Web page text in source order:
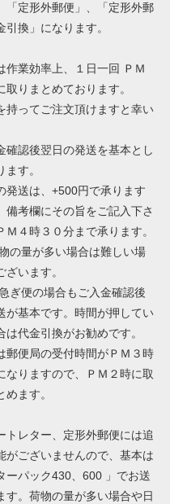
「定形外郵便」、「定形外郵
引換」になります。
作業効率上、１日一回 ＰＭ
取りまとめております。
持ってご注文頂けますと幸い
確認後翌日の発送を基本とし
ます。
発送は、+500円で承ります
備考欄にその旨をご記入下さ
Ｍ４時３０分まで承ります。
の量が多い場合は難しい場
ざいます。
ぎ便の場合もご入金確認後
が基本です。時間が押してい
は代金引換がお勧めです。
郵便局の受付時間がＰＭ３時
なりますので、ＰＭ２時に取
めます。
トレター、定形外郵便には追
がございませんので、基本は
ーパック430、600 」でお送
す。荷物の量が多い場合や日